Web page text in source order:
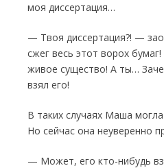
моя диссертация…
— Твоя диссертация?! —
сжег весь этот ворох
живое существо! А ты…
взял его!
В таких случаях Маша
Но сейчас она неуверенно
— Может, его кто-нибудь